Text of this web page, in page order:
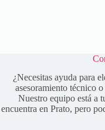
¿Necesitas ayuda para
asesoramiento técnico
Nuestro equipo está a
encuentra en Prato, pero